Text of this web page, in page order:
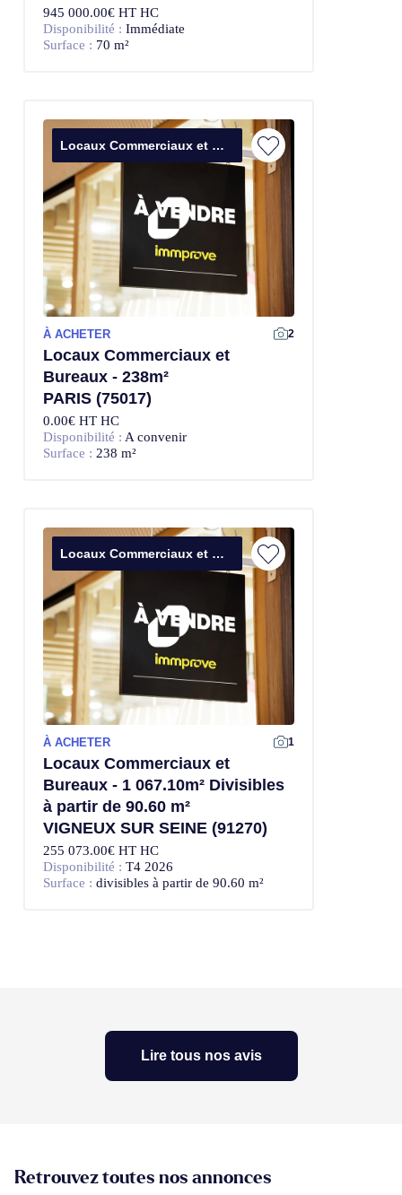
945 000.00€ HT HC
Disponibilité : Immédiate
Surface : 70 m²
Locaux Commerciaux et Bureaux
À ACHETER 2
Locaux Commerciaux et
Bureaux - 238m²
PARIS (75017)
0.00€ HT HC
Disponibilité : A convenir
Surface : 238 m²
Locaux Commerciaux et Bureaux
À ACHETER 1
Locaux Commerciaux et
Bureaux - 1 067.10m² Divisibles
à partir de 90.60 m²
VIGNEUX SUR SEINE (91270)
255 073.00€ HT HC
Disponibilité : T4 2026
Surface : divisibles à partir de 90.60 m²
Lire tous nos avis
Retrouvez toutes nos annonces